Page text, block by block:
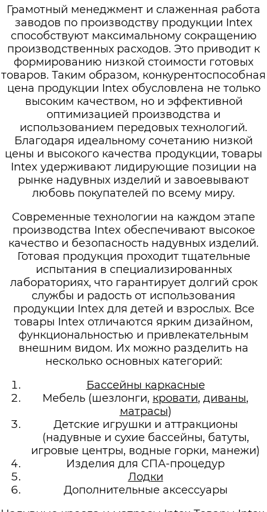
Грамотный менеджмент и слаженная работа
заводов по производству продукции Intex
способствуют максимальному сокращению
производственных расходов. Это приводит к
формированию низкой стоимости готовых
товаров. Таким образом, конкурентоспособная
цена продукции Intex обусловлена не только
высоким качеством, но и эффективной
оптимизацией производства и
использованием передовых технологий.
Благодаря идеальному сочетанию низкой
цены и высокого качества продукции, товары
Intex удерживают лидирующие позиции на
рынке надувных изделий и завоевывают
любовь покупателей по всему миру.
Современные технологии на каждом этапе
производства Intex обеспечивают высокое
качество и безопасность надувных изделий.
Готовая продукция проходит тщательные
испытания в специализированных
лабораториях, что гарантирует долгий срок
службы и радость от использования
продукции Intex для детей и взрослых. Все
товары Intex отличаются ярким дизайном,
функциональностью и привлекательным
внешним видом. Их можно разделить на
несколько основных категорий:
Бассейны каркасные
Мебель (шезлонги, кровати, диваны,
матрасы)
Детские игрушки и аттракционы
(надувные и сухие бассейны, батуты,
игровые центры, водные горки, манежи)
Изделия для СПА-процедур
Лодки
Дополнительные аксессуары